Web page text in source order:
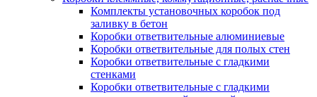
Комплекты установочных коробок под
заливку в бетон
Коробки ответвительные алюминиевые
Коробки ответвительные для полых стен
Коробки ответвительные с гладкими
стенками
Коробки ответвительные с гладкими